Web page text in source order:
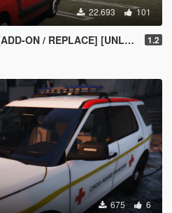
22.693 101
/ REPLACE] [UNLOCKED] 1.2
675 6